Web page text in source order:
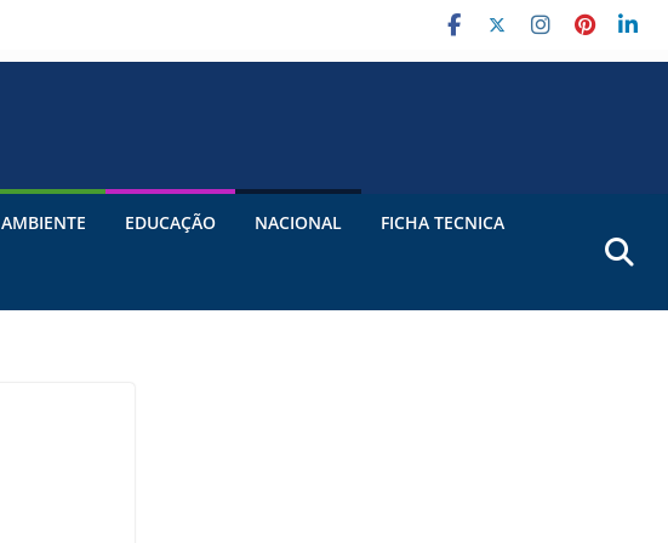
AMBIENTE EDUCAÇÃO NACIONAL FICHA TECNICA